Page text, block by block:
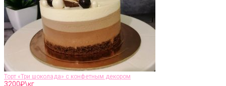
Торт «Три шоколада» с конфетным декором
3200₽\кг